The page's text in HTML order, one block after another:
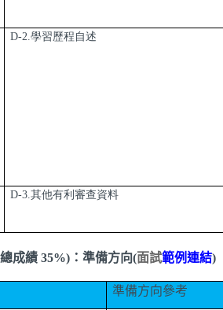
D-2.學習歷程自述
D-3.其他有利審查資料
成績 35%) ： 準備方向(面試範例連結)
準備方向參考